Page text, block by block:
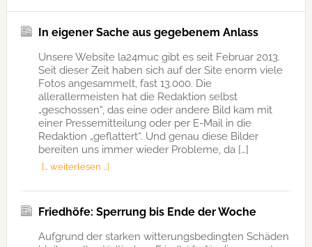
In eigener Sache aus gegebenem Anlass
Unsere Website la24muc gibt es seit Februar 2013.
Seit dieser Zeit haben sich auf der Site enorm viele
Fotos angesammelt, fast 13.000. Die
allerallermeisten hat die Redaktion selbst
„geschossen“, das eine oder andere Bild kam mit
einer Pressemitteilung oder per E-Mail in die
Redaktion „geflattert“. Und genau diese Bilder
bereiten uns immer wieder Probleme, da […]
[… weiterlesen …]
Friedhöfe: Sperrung bis Ende der Woche
Aufgrund der starken witterungsbedingten Schäden